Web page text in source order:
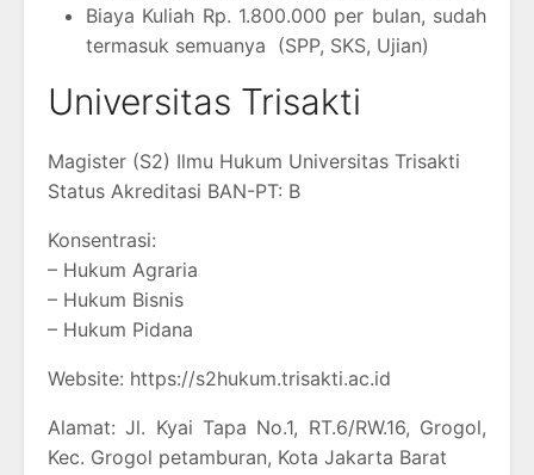
Biaya Kuliah Rp. 1.800.000 per bulan, sudah
termasuk semuanya (SPP, SKS, Ujian)
Universitas Trisakti
Magister (S2) Ilmu Hukum Universitas Trisakti
Status Akreditasi BAN-PT: B
Konsentrasi:
– Hukum Agraria
– Hukum Bisnis
– Hukum Pidana
Website: https://s2hukum.trisakti.ac.id
Alamat: Jl. Kyai Tapa No.1, RT.6/RW.16, Grogol,
Kec. Grogol petamburan, Kota Jakarta Barat